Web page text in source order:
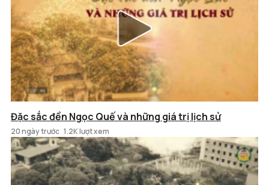
Đặc sắc đền Ngọc Quế và những giá trị lịch sử
20 ngày trước 1.2K lượt xem